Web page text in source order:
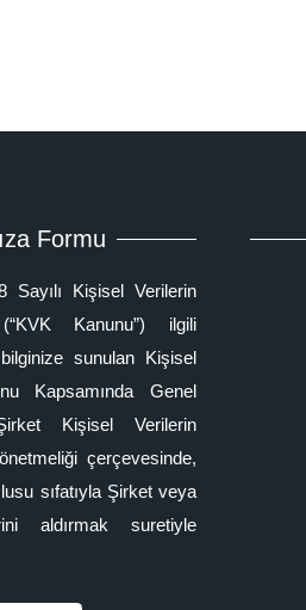
Formu
Sayılı Kişisel Verilerin
(“KVK Kanunu”) ilgili
sunulan Kişisel
Kapsamında Genel
Kişisel Verilerin
çerçevesinde,
sıfatıyla Şirket veya
aldırmak suretiyle